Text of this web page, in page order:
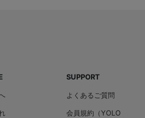
SUPPORT
よくあるご質問
会員規約（YOLO